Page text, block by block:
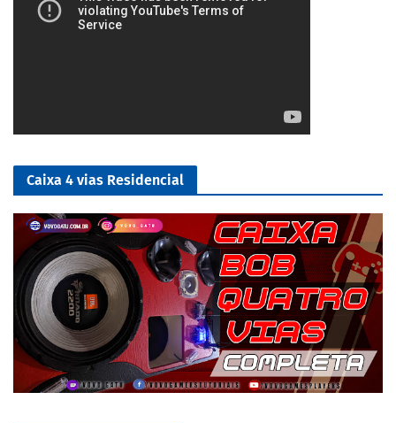
Caixa 4 vias Residencial